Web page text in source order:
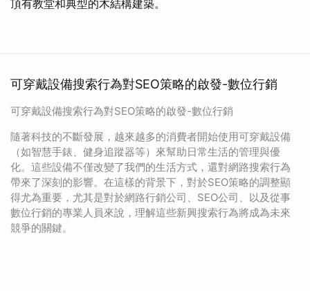
頂有教堂和典型的木結構建築。
可穿戴設備搜索行為對SEO策略的啟發-數位行銷
可穿戴設備搜索行為對SEO策略的啟發-數位行銷
隨著科技的不斷發展，越來越多的消費者開始使用可穿戴設備
（如智慧手錶、健身追蹤器等）來幫助日常生活的管理與優
化。這些設備不僅改變了我們的生活方式，還對網路搜索行為
帶來了深刻的影響。在這樣的背景下，對於SEO策略的調整顯
得尤為重要，尤其是對於網路行銷公司、SEO公司、以及從事
數位行銷的專業人員來說，理解這些新興搜索行為將成為未來
競爭的關鍵。